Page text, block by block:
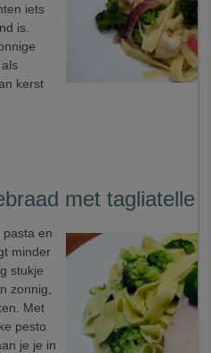
iets
is.
kerst
met tagliatelle
en
minder
stukje
zonnig,
Met
pesto
je je in